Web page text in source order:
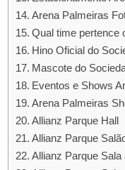
Arena Palmeiras
Qual time pertence
Hino Oficial do
Mascote do
Eventos e Shows
Arena Palmeiras
Allianz Parque Hall
Allianz Parque
Allianz Parque